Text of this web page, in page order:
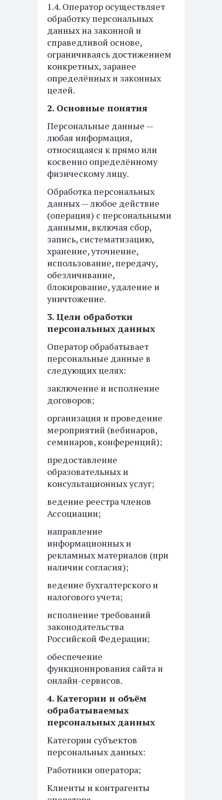
1.4. Оператор осуществляет
обработку персональных
данных на законной и
справедливой основе,
ограничиваясь достижением
конкретных, заранее
определённых и законных
целей.
2. Основные понятия
Персональные данные —
любая информация,
относящаяся к прямо или
косвенно определённому
физическому лицу.
Обработка персональных
данных — любое действие
(операция) с персональными
данными, включая сбор,
запись, систематизацию,
хранение, уточнение,
использование, передачу,
обезличивание,
блокирование, удаление и
уничтожение.
3. Цели обработки
персональных данных
Оператор обрабатывает
персональные данные в
следующих целях:
заключение и исполнение
договоров;
организация и проведение
мероприятий (вебинаров,
семинаров, конференций);
предоставление
образовательных и
консультационных услуг;
ведение реестра членов
Ассоциации;
направление
информационных и
рекламных материалов (при
наличии согласия);
ведение бухгалтерского и
налогового учета;
исполнение требований
законодательства
Российской Федерации;
обеспечение
функционирования сайта и
онлайн-сервисов.
4. Категории и объём
обрабатываемых
персональных данных
Категории субъектов
персональных данных:
Работники оператора;
Клиенты и контрагенты